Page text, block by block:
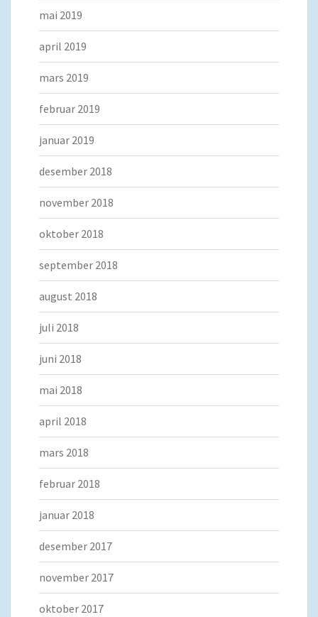
mai 2019
april 2019
mars 2019
februar 2019
januar 2019
desember 2018
november 2018
oktober 2018
september 2018
august 2018
juli 2018
juni 2018
mai 2018
april 2018
mars 2018
februar 2018
januar 2018
desember 2017
november 2017
oktober 2017